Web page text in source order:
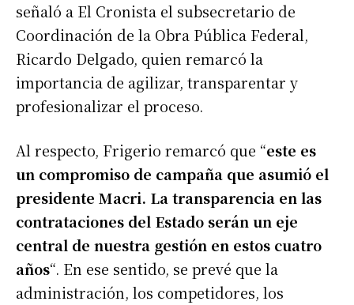
señaló a El Cronista el subsecretario de
Coordinación de la Obra Pública Federal,
Ricardo Delgado, quien remarcó la
importancia de agilizar, transparentar y
profesionalizar el proceso.
Al respecto, Frigerio remarcó que “este es
un compromiso de campaña que asumió el
presidente Macri. La transparencia en las
contrataciones del Estado serán un eje
central de nuestra gestión en estos cuatro
años“. En ese sentido, se prevé que la
administración, los competidores, los